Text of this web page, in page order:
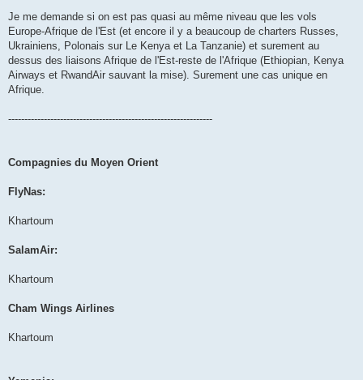
Je me demande si on est pas quasi au même niveau que les vols
Europe-Afrique de l'Est (et encore il y a beaucoup de charters Russes,
Ukrainiens, Polonais sur Le Kenya et La Tanzanie) et surement au
dessus des liaisons Afrique de l'Est-reste de l'Afrique (Ethiopian, Kenya
Airways et RwandAir sauvant la mise). Surement une cas unique en
Afrique.
---------------------------------------------------------------
Compagnies du Moyen Orient
FlyNas:
Khartoum
SalamAir:
Khartoum
Cham Wings Airlines
Khartoum